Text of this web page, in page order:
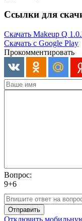
Ссылки для
Скачать Makeup Q
Скачать с Google Play
Прокомментировать
Вопрос:
9+6
Отправить
Отключить